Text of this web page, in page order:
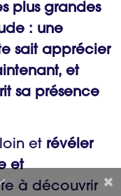
plus grandes
: une
sait apprécier
et
sa présence
et révéler
et
à découvrir